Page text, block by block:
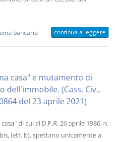
bancario continua a leggere
casa" e mutamento di
dell'immobile. (Cass. Civ.,
del 23 aprile 2021)
di cui al D.P.R. 26 aprile 1986, n.
lett. b), spettano unicamente a